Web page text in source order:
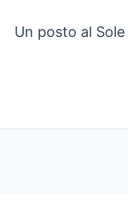
Un posto al Sole